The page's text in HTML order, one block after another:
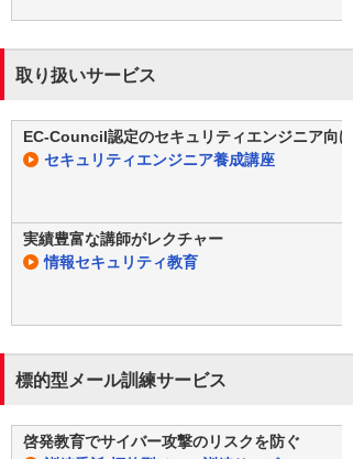
取り扱いサービス
EC-Council認定のセキュリティエンジニア向け
セキュリティエンジニア養成講座
実績豊富な講師がレクチャー
情報セキュリティ教育
標的型メール訓練サービス
啓発教育でサイバー攻撃のリスクを防ぐ